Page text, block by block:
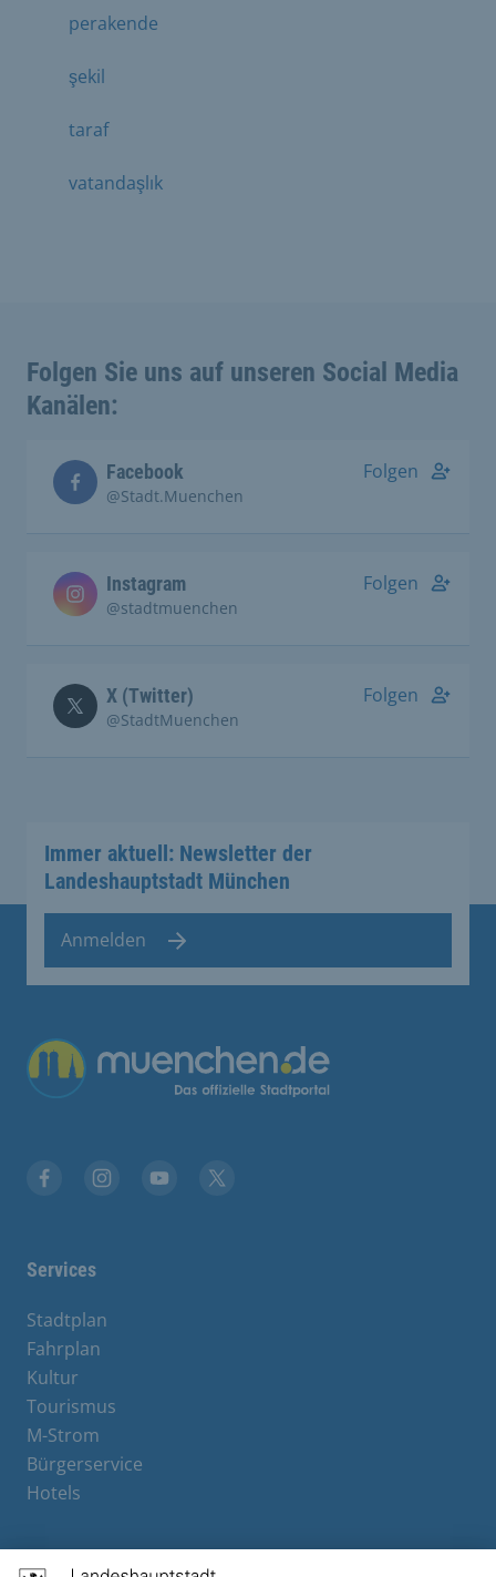
perakende
şekil
taraf
vatandaşlık
Folgen Sie uns auf unseren Social Media
Kanälen:
Facebook
@Stadt.Muenchen
Folgen
Instagram
@stadtmuenchen
Folgen
X (Twitter)
@StadtMuenchen
Folgen
Immer aktuell: Newsletter der
Landeshauptstadt München
Anmelden
Übergreifende Links
Services
Stadtplan
Fahrplan
Kultur
Tourismus
M-Strom
Bürgerservice
Hotels
Contact